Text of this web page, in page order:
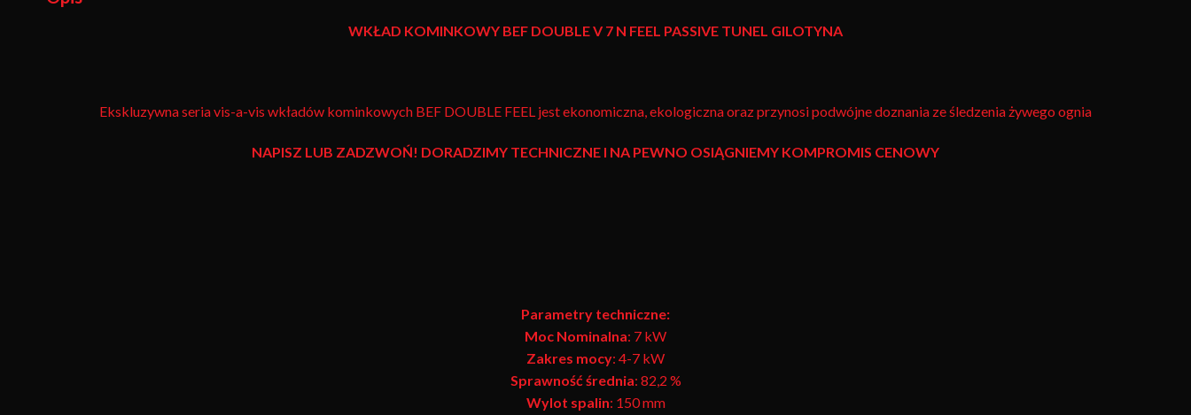
WKŁAD KOMINKOWY BEF DOUBLE V 7 N FEEL PASSIVE TUNEL GILOTYNA
Ekskluzywna seria vis-a-vis wkładów kominkowych BEF DOUBLE FEEL jest ekonomiczna, ekologiczna oraz przynosi podwójne doznania ze śledzenia żywego ognia
NAPISZ LUB ZADZWOŃ! DORADZIMY TECHNICZNE I NA PEWNO OSIĄGNIEMY KOMPROMIS CENOWY
Parametry techniczne:
Moc Nominalna: 7 kW
Zakres mocy: 4-7 kW
Sprawność średnia: 82,2 %
Wylot spalin: 150 mm